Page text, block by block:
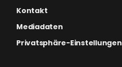
Kontakt
Mediadaten
Privatsphäre-Einstellungen